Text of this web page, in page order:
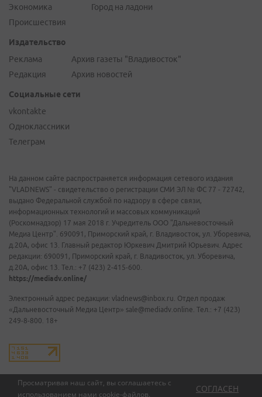
Просматривая наш сайт, вы соглашаетесь с
использованием нами cookie-файлов.
СОГЛАСЕН
Экономика
Происшествия
Город на ладони
Издательство
Реклама
Редакция
Архив газеты "Владивосток"
Архив новостей
Социальные сети
vkontakte
Одноклассники
Телеграм
На данном сайте распространяется информация сетевого издания
"VLADNEWS" - свидетельство о регистрации СМИ ЭЛ № ФС 77 - 72742,
выдано Федеральной службой по надзору в сфере связи,
информационных технологий и массовых коммуникаций
(Роскомнадзор) 17 мая 2018 г. Учредитель ООО "Дальневосточный
Медиа Центр". 690091, Приморский край, г. Владивосток, ул. Уборевича,
д.20А, офис 13. Главный редактор Юркевич Дмитрий Юрьевич. Адрес
редакции: 690091, Приморский край, г. Владивосток, ул. Уборевича,
д.20А, офис 13. Тел.: +7 (423) 2-415-600.
https://mediadv.online/
Электронный адрес редакции: vladnews@inbox.ru. Отдел продаж
«Дальневосточный Медиа Центр» sale@mediadv.online. Тел.: +7 (423)
249-8-800. 18+